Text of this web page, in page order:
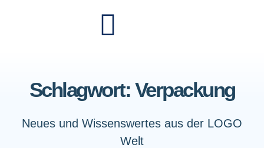
Schlagwort: Verpackung
Neues und Wissenswertes aus der LOGO
Welt